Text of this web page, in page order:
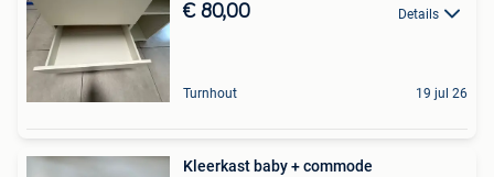
€ 80,00 Details
Turnhout 19 jul 26
Kleerkast baby + commode